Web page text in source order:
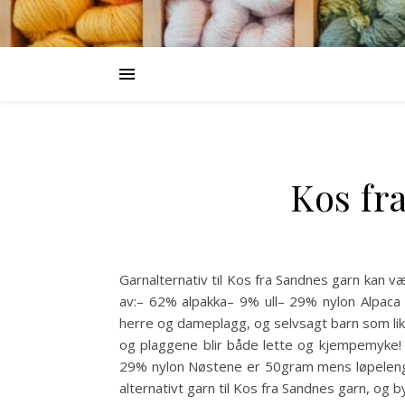
Kos
Garnalternativ til Kos fra Sandnes garn kan
av:– 62% alpakka– 9% ull– 29% nylon
herre og dameplagg, og selvsagt barn som
og plaggene blir både lette og kjempemyke!
29% nylon Nøstene er 50gram mens
alternativt garn til Kos fra Sandnes garn, og